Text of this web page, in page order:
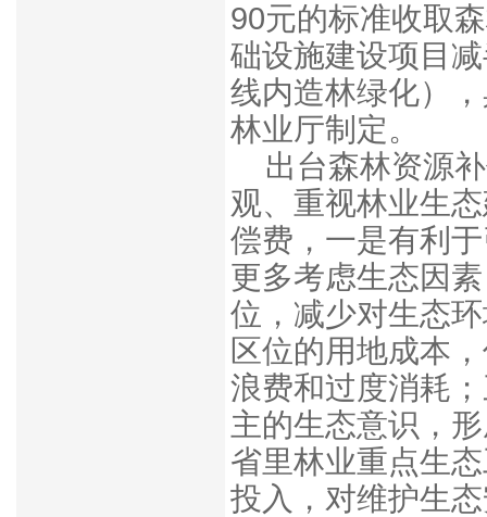
90元的标准收取
础设施建设项目
线内造林绿化）
林业厅制定。
出台森林资源
观、重视林业生
偿费，一是有利
更多考虑生态因
位，减少对生态
区位的用地成本
浪费和过度消耗
主的生态意识，
省里林业重点生
投入，对维护生